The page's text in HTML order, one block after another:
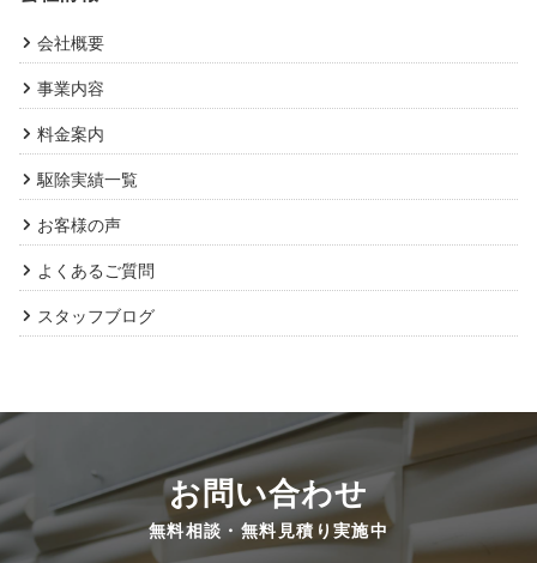
会社概要
事業内容
料金案内
駆除実績一覧
お客様の声
よくあるご質問
スタッフブログ
お問い合わせ
無料相談・無料見積り実施中